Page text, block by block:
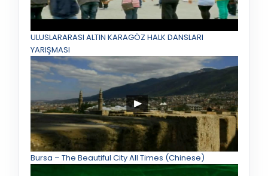
ULUSLARARASI ALTIN KARAGÖZ HALK DANSLARI
YARIŞMASI
Bursa – The Beautiful City All Times (Chinese)